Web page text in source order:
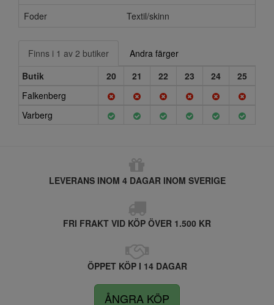
Foder
Textil/skinn
Finns i 1 av 2 butiker
Andra färger
Butik
20 21 22 23 24
25
Falkenberg
Varberg
LEVERANS INOM 4 DAGAR INOM SVERIGE
FRI FRAKT VID KÖP ÖVER 1.500 KR
ÖPPET KÖP I 14 DAGAR
ÅNGRA KÖP